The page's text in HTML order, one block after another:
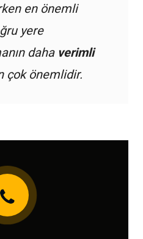
en önemli
yere
daha verimli
çok önemlidir.